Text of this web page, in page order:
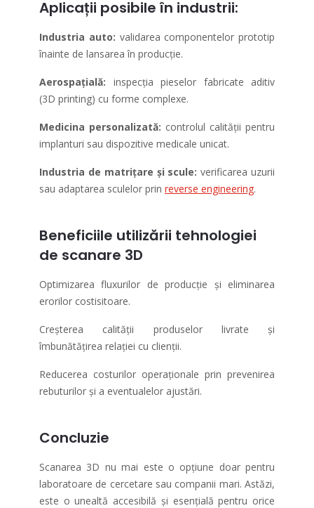
Aplicații posibile în industrii:
Industria auto: validarea componentelor prototip
înainte de lansarea în producție.
Aerospațială: inspecția pieselor fabricate aditiv
(3D printing) cu forme complexe.
Medicina personalizată: controlul calității pentru
implanturi sau dispozitive medicale unicat.
Industria de matrițare și scule: verificarea uzurii
sau adaptarea sculelor prin reverse engineering.
Beneficiile utilizării tehnologiei
de scanare 3D
Optimizarea fluxurilor de producție și eliminarea
erorilor costisitoare.
Creșterea calității produselor livrate și
îmbunătățirea relației cu clienții.
Reducerea costurilor operaționale prin prevenirea
rebuturilor și a eventualelor ajustări.
Concluzie
Scanarea 3D nu mai este o opțiune doar pentru
laboratoare de cercetare sau companii mari. Astăzi,
este o unealtă accesibilă și esențială pentru orice